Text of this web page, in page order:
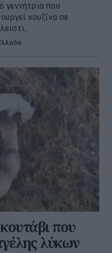
γεννήτρια που
κουζίνα σε
που
λύκων